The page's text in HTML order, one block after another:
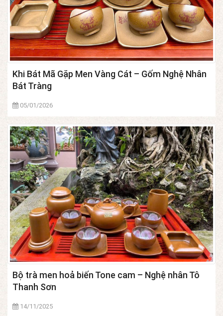
Khi Bát Mã Gặp Men Vàng Cát – Gốm Nghệ Nhân
Bát Tràng
05/01/2026
Bộ trà men hoả biến Tone cam – Nghệ nhân Tô
Thanh Sơn
14/11/2025